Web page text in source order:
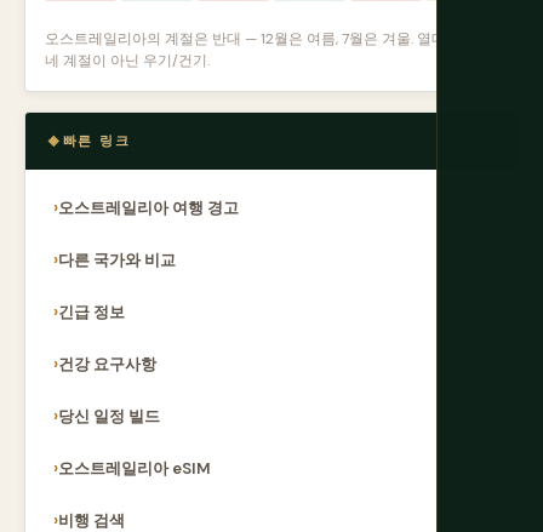
오스트레일리아의 계절은 반대 — 12월은 여름, 7월은 겨울. 열대 북부는
네 계절이 아닌 우기/건기.
빠른 링크
오스트레일리아 여행 경고
다른 국가와 비교
긴급 정보
건강 요구사항
당신 일정 빌드
오스트레일리아 eSIM
비행 검색